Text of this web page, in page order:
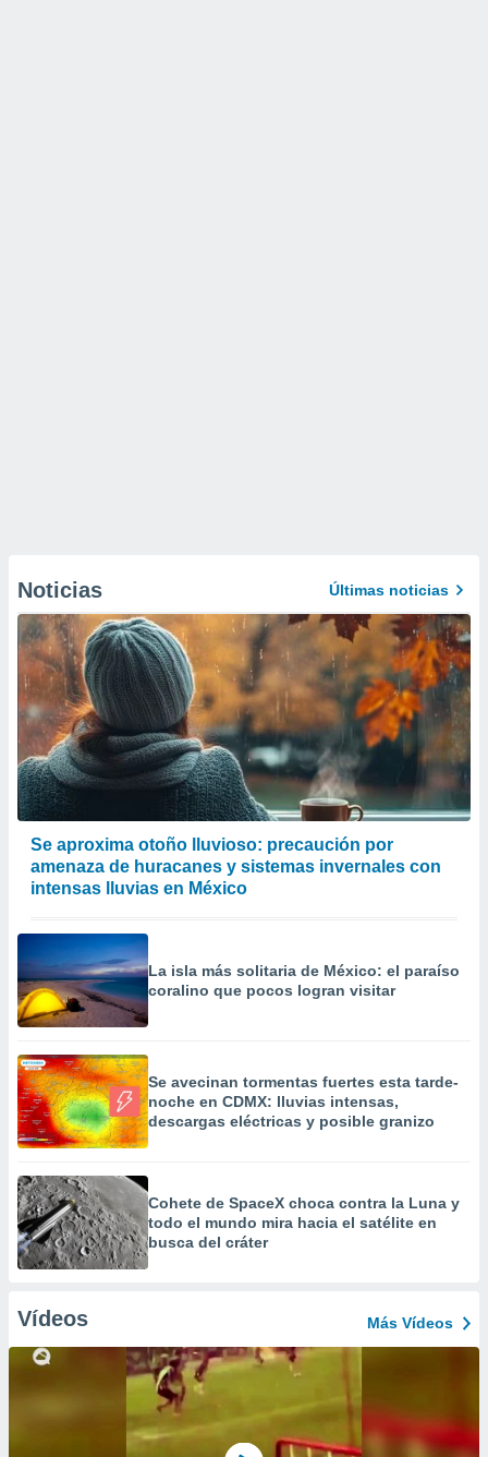
Noticias Últimas noticias
Se aproxima otoño lluvioso: precaución por
amenaza de huracanes y sistemas invernales con
intensas lluvias en México
La isla más solitaria de México: el paraíso
coralino que pocos logran visitar
Se avecinan tormentas fuertes esta tarde-
noche en CDMX: lluvias intensas,
descargas eléctricas y posible granizo
Cohete de SpaceX choca contra la Luna y
todo el mundo mira hacia el satélite en
busca del cráter
Vídeos Más Vídeos